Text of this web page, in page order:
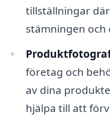
tillställningar
stämningen och
företag och
av dina
hjälpa till att